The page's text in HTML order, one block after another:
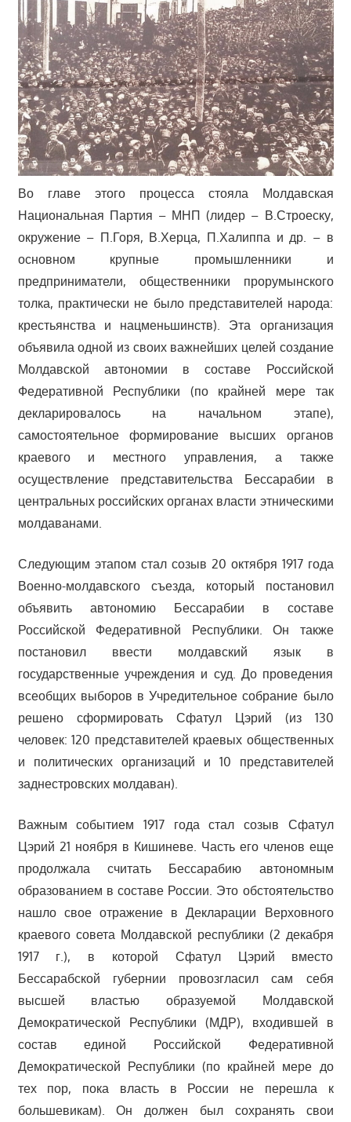
Во главе этого процесса стояла Молдавская
Национальная Партия – МНП (лидер – В.Строеску,
окружение – П.Горя, В.Херца, П.Халиппа и др. – в
основном крупные промышленники и
предприниматели, общественники прорумынского
толка, практически не было представителей народа:
крестьянства и нацменьшинств). Эта организация
объявила одной из своих важнейших целей создание
Молдавской автономии в составе Российской
Федеративной Республики (по крайней мере так
декларировалось на начальном этапе),
самостоятельное формирование высших органов
краевого и местного управления, а также
осуществление представительства Бессарабии в
центральных российских органах власти этническими
молдаванами.
Следующим этапом стал созыв 20 октября 1917 года
Военно-молдавского съезда, который постановил
объявить автономию Бессарабии в составе
Российской Федеративной Республики. Он также
постановил ввести молдавский язык в
государственные учреждения и суд. До проведения
всеобщих выборов в Учредительное собрание было
решено сформировать Сфатул Цэрий (из 130
человек: 120 представителей краевых общественных
и политических организаций и 10 представителей
заднестровских молдаван).
Важным событием 1917 года стал созыв Сфатул
Цэрий 21 ноября в Кишиневе. Часть его членов еще
продолжала считать Бессарабию автономным
образованием в составе России. Это обстоятельство
нашло свое отражение в Декларации Верховного
краевого совета Молдавской республики (2 декабря
1917 г.), в которой Сфатул Цэрий вместо
Бессарабской губернии провозгласил сам себя
высшей властью образуемой Молдавской
Демократической Республики (МДР), входившей в
состав единой Российской Федеративной
Демократической Республики (по крайней мере до
тех пор, пока власть в России не перешла к
большевикам). Он должен был сохранять свои